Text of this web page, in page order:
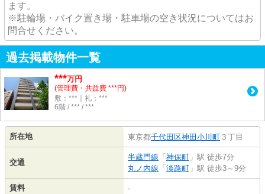
ます。
※駐輪場・バイク置き場・駐車場の空き状況についてはお
問合せください。
過去掲載物件一覧
***万円
(管理費・共益費 ***円)
敷：***｜礼：***
6階 / *** / ***
所在地 東京都千代田区神田小川町 ３丁目
交通
半蔵門線 「 神保町 」駅 徒歩7分
丸ノ内線 「 淡路町 」駅 徒歩3～9分
賃料 -